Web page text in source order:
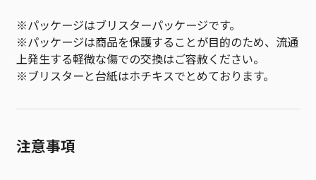
※パッケージはブリスターパッケージです。
※パッケージは商品を保護することが目的のため、流通
上発生する軽微な傷での交換はご容赦ください。
※ブリスターと台紙はホチキスでとめております。
注意事項